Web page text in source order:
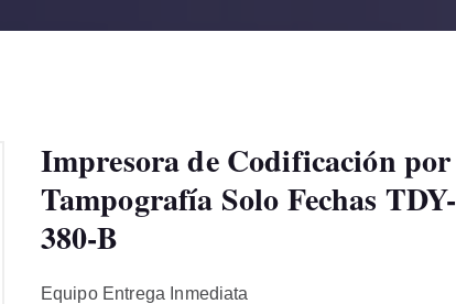
Impresora de Codificación por
Tampografía Solo Fechas TDY-
380-B
Equipo Entrega Inmediata